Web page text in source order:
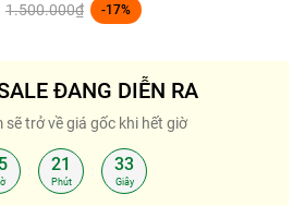
1.500.000₫ -17%
ĐANG DIỄN RA
sẽ trở về giá gốc khi hết giờ
21
Phút
32
Giây